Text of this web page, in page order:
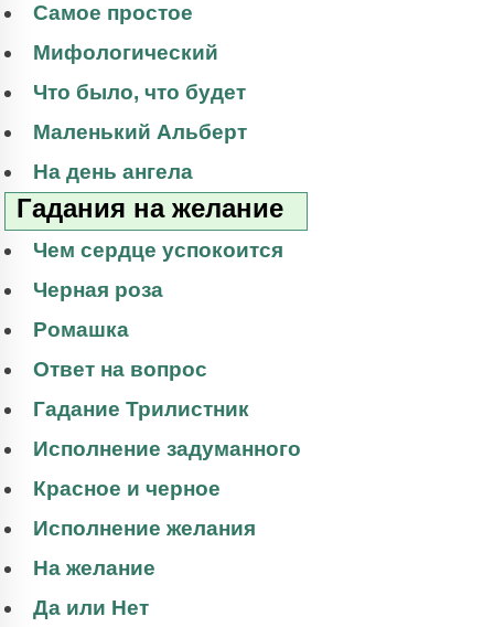
Самое простое
Мифологический
Что было, что будет
Маленький Альберт
На день ангела
Гадания на желание
Чем сердце успокоится
Черная роза
Ромашка
Ответ на вопрос
Гадание Трилистник
Исполнение задуманного
Красное и черное
Исполнение желания
На желание
Да или Нет